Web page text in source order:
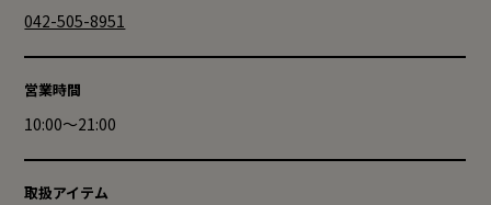
042-505-8951
営業時間
10:00～21:00
取扱アイテム